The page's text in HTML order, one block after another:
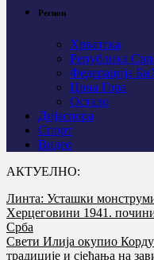
Регион
Хрватска
Република
Федерација
Црна Гора
Остало
Дијаспора
Спорт
Видео
АКТУЕЛНО:
Линта: Усташки
Херцеговини 1941.
Срба
Свети Илија окупио
традиције и сјећања на